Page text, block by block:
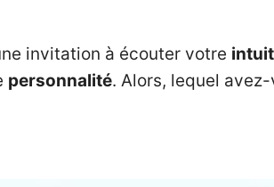
invitation à écouter votre
personnalité. Alors, lequel